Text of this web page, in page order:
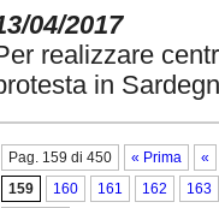
04/2017
realizzare
in
Pag. 159 di 450 « Prima
«
159
160 161 162
163